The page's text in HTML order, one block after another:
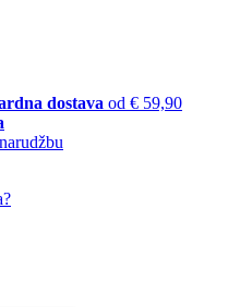
dostava od € 59,90